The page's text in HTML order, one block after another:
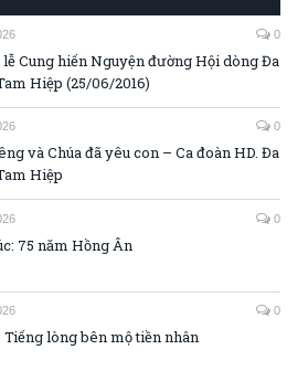
0
Cung hiến Nguyện đường Hội dòng Đa
Hiệp (25/06/2016)
0
và Chúa đã yêu con – Ca đoàn HD. Đa
Hiệp
0
75 năm Hồng Ân
0
lòng bên mộ tiền nhân